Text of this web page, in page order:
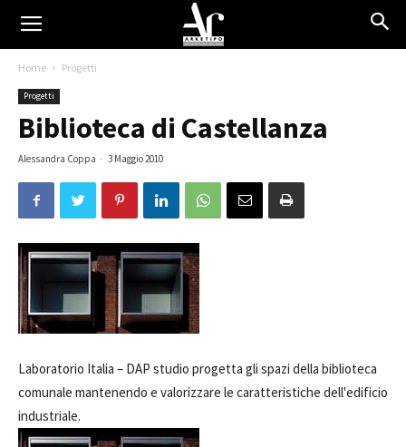
Home Progetti
Progetti
Biblioteca di Castellanza
Alessandra Coppa - 3 Maggio 2010
Laboratorio Italia – DAP studio progetta gli spazi della biblioteca
comunale mantenendo e valorizzare le caratteristiche dell'edificio
industriale.